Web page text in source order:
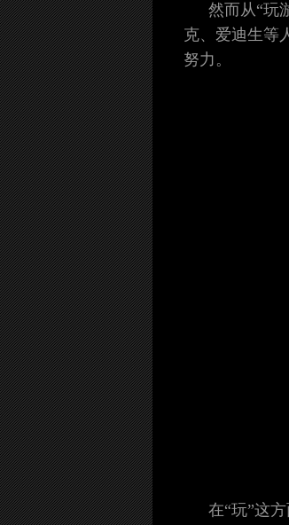
然而从“玩
克、爱迪生等
努力。
在“玩”这